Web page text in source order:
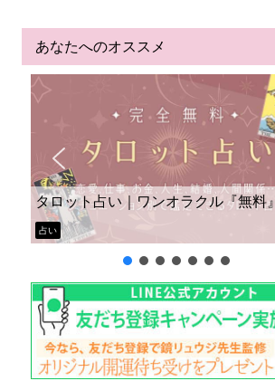
あなたへのオススメ
タロット占い｜ワンオラクル『無料』
占い